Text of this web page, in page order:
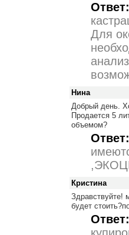
Ответ:
Для
Нина
Добрый день.
Продается 5
объемом?
Ответ:
Кристина
Здравствуйте!
будет
Ответ: